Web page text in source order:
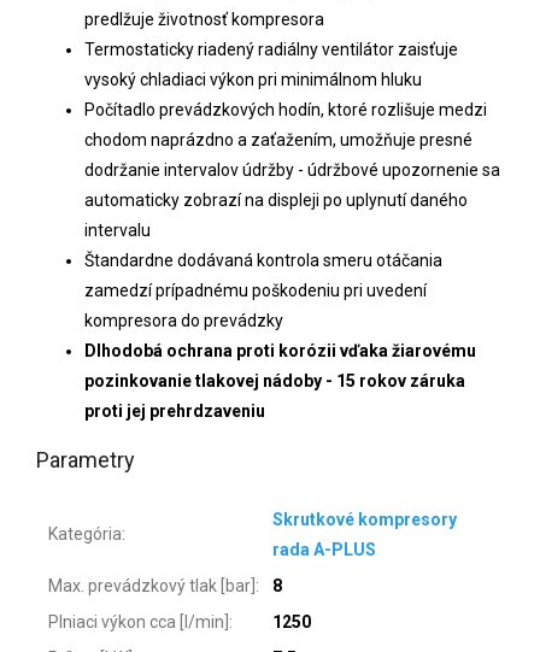
predlžuje životnosť kompresora
Termostaticky riadený radiálny ventilátor zaisťuje
vysoký chladiaci výkon pri minimálnom hluku
Počítadlo prevádzkových hodín, ktoré rozlišuje medzi
chodom naprázdno a zaťažením, umožňuje presné
dodržanie intervalov údržby - údržbové upozornenie sa
automaticky zobrazí na displeji po uplynutí daného
intervalu
Štandardne dodávaná kontrola smeru otáčania
zamedzí prípadnému poškodeniu pri uvedení
kompresora do prevádzky
Dlhodobá ochrana proti korózii vďaka žiarovému
pozinkovanie tlakovej nádoby - 15 rokov záruka
proti jej prehrdzaveniu
Parametry
Kategória:
Skrutkové kompresory
rada A-PLUS
Max. prevádzkový tlak [bar] :
8
Plniaci výkon cca [l/min] :
1250